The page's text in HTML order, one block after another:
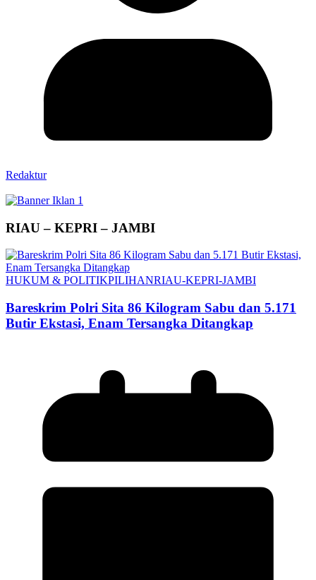
Redaktur
RIAU – KEPRI – JAMBI
HUKUM & POLITIKPILIHANRIAU-KEPRI-JAMBI
Bareskrim Polri Sita 86 Kilogram Sabu dan 5.171
Butir Ekstasi, Enam Tersangka Ditangkap